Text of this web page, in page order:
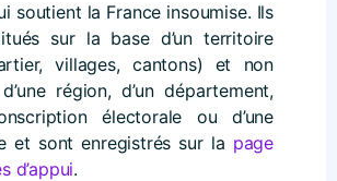
soutient la France insoumise. Ils
sur la base d’un territoire
villages, cantons) et non
région, d’un département,
électorale ou d’une
et sont enregistrés sur la page
d’appui.